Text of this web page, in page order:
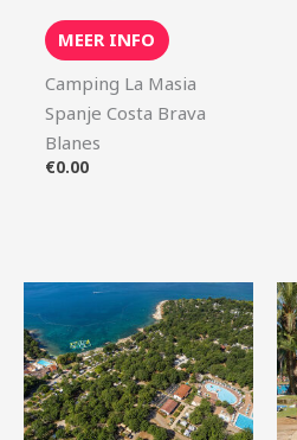
MEER INFO
Camping La Masia
Spanje Costa Brava
Blanes
€0.00